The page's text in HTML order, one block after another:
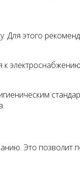
этого
Это позволит